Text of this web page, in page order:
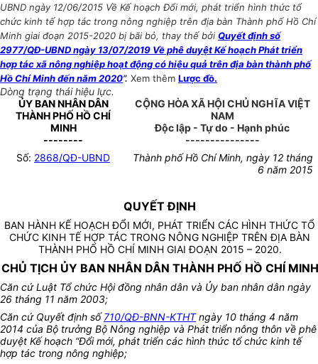
UBND ngày 12/06/2015 Về Kế hoạch Đổi mới, phát triển hình thức tổ
chức kinh tế hợp tác trong nông nghiệp trên địa bàn Thành phố Hồ Chí
Minh giai đoạn 2015-2020 bị bãi bỏ, thay thế bởi Quyết định số
2977/QĐ-UBND ngày 13/07/2019 Về phê duyệt Kế hoạch Phát triển
hợp tác xã nông nghiệp hoạt động có hiệu quả trên địa bàn thành phố
Hồ Chí Minh đến năm 2020”. Xem thêm Lược đồ.
Dòng trạng thái hiệu lực.
ỦY BAN NHÂN DÂN
THÀNH PHỐ HỒ CHÍ
MINH
--------
CỘNG HÒA XÃ HỘI CHỦ NGHĨA VIỆT
NAM
Độc lập - Tự do - Hạnh phúc
---------------
Số: 2868/QĐ-UBND
Thành phố Hồ Chí Minh, ngày 12 tháng
6 năm 2015
QUYẾT ĐỊNH
BAN HÀNH KẾ HOẠCH ĐỔI MỚI, PHÁT TRIỂN CÁC HÌNH THỨC TỔ
CHỨC KINH TẾ HỢP TÁC TRONG NÔNG NGHIỆP TRÊN ĐỊA BÀN
THÀNH PHỐ HỒ CHÍ MINH GIAI ĐOẠN 2015 – 2020.
CHỦ TỊCH ỦY BAN NHÂN DÂN THÀNH PHỐ HỒ CHÍ MINH
Căn cứ Luật Tổ chức Hội đồng nhân dân và Ủy ban nhân dân ngày
26 tháng 11 năm 2003;
Căn cứ Quyết định số710/QĐ-BNN-KTHTngày 10 tháng 4 năm
2014 của Bộ trưởng Bộ Nông nghiệp và Phát triển nông thôn về phê
duyệt Kế hoạch “Đổi mới, phát triển các hình thức tổ chức kinh tế
hợp tác trong nông nghiệp;